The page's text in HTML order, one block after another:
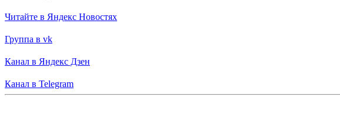
Читайте в Яндекс Новостях
Группа в vk
Канал в Яндекс Дзен
Канал в Telegram